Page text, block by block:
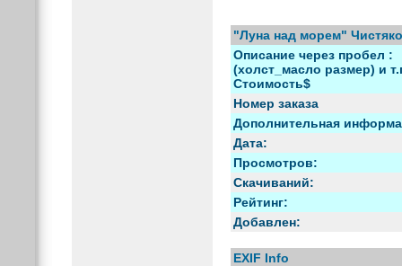
"Луна над морем"
Описание через пробел :
(холст_масло размер) и
Стоимость$
Номер заказа
Дополнительная
Дата:
Просмотров:
Скачиваний:
Рейтинг:
Добавлен:
EXIF Info